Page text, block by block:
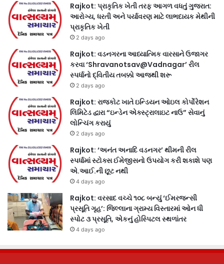
Rajkot: પ્રાકૃતિક ખેતી તરફ આગળ વધતું ગુજરાત:
આરોગ્ય, ધરતી અને પર્યાવરણ માટે લાભદાયક મેથીની
પ્રાકૃતિક ખેતી
2 days ago
Rajkot: વડનગરના આધ્યાત્મિક વારસાને ઉજાગર
કરવા ‘Shravanotsav@Vadnagar’ રીલ
સ્પર્ધાનો દ્વિતીય તબક્કો આજથી શરૂ
2 days ago
Rajkot: રાજકોટ ખાતે ઇન્ડિયન ઓઇલ કોર્પોરેશન
લિમિટેડ દ્વારા “ઇન્ડેન એક્સ્ટ્રાલાઇટ નાઉ” સેવાનું
લોન્ચિંગ કરાયું
2 days ago
Rajkot: ‘અનંત અનાદિ વડનગર’ થીમની રીલ
સ્પર્ધામાં સ્ટોક્સ ઈમેજીસનો ઉપયોગ કરી શકાશે પણ
એ.આઈ.ની છૂટ નથી
4 days ago
Rajkot: વરસાદ વચ્ચે ૧૦૮ બન્યું ‘ઈમરજન્સી
પ્રસૂતિ ગૃહ’: જિલ્લાના ગ્રામ્ય વિસ્તારમાં ઓન ધી
સ્પોટ ૩ પ્રસૂતિ, એકનું હોસ્પિટલ સ્થળાંતર
4 days ago